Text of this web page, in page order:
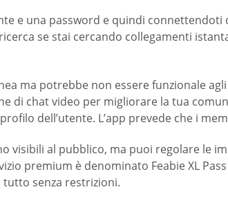
e una password e quindi
se stai cercando collegamenti
ma potrebbe non essere funzionale
di chat video per migliorare la tua
dell’utente. L’app prevede che i
visibili al pubblico, ma puoi regolare le
premium è denominato Feabie XL
tutto senza restrizioni.